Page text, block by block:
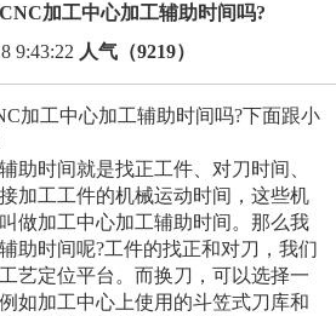
加工中心加工辅助时间吗?
9:43:22 人气（9219）
工中心加工辅助时间吗?下面跟小
时间就是找正工件、对刀时间、
加工工件的机械运动时间，这些机
做加工中心加工辅助时间。那么我
助时间呢?工件的找正和对刀，我们
艺定位平台。而换刀，可以选择一
如加工中心上使用的斗笠式刀库和